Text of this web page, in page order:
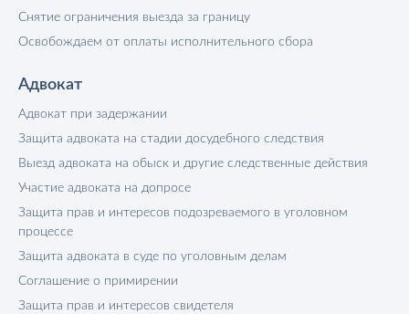
Снятие ограничения выезда за границу
Освобождаем от оплаты исполнительного сбора
Адвокат
Адвокат при задержании
Защита адвоката на стадии досудебного следствия
Выезд адвоката на обыск и другие следственные действия
Участие адвоката на допросе
Защита прав и интересов подозреваемого в уголовном
процессе
Защита адвоката в суде по уголовным делам
Соглашение о примирении
Защита прав и интересов свидетеля